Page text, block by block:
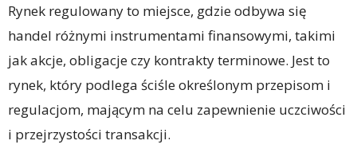
Rynek regulowany to miejsce, gdzie odbywa się
handel różnymi instrumentami finansowymi, takimi
jak akcje, obligacje czy kontrakty terminowe. Jest to
rynek, który podlega ściśle określonym przepisom i
regulacjom, mającym na celu zapewnienie uczciwości
i przejrzystości transakcji.